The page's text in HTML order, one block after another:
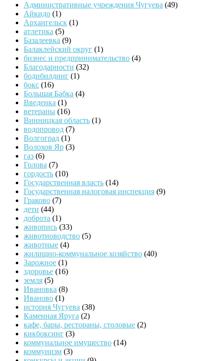
Административные учреждения Чугуева (49)
Айкидо (1)
Архангельск (1)
атлетика (5)
Базалеевка (9)
Балаклейский округ (1)
бизнес и предпринимательство (4)
Благодарности (32)
бодибилдинг (1)
бокс (16)
Большая Бабка (4)
Введенка (1)
ветераны (16)
Винницкая область (1)
водопровод (7)
Волгоград (1)
Волохов Яр (3)
газ (6)
Голова (7)
гордость (10)
Государственная власть (14)
Государственная налоговая инспекция (9)
Граково (7)
дети (44)
доброта (1)
живопись (33)
животноводство (5)
животные (4)
жилищно-коммунальное хозяйство (40)
Зарожное (1)
здоровье (16)
земля (5)
Ивановка (8)
Иваново (1)
история Чугуева (38)
Каменная Яруга (2)
кафе, бары, рестораны, столовые (2)
кикбоксинг (3)
коммунальное имущество (14)
коммунизм (3)